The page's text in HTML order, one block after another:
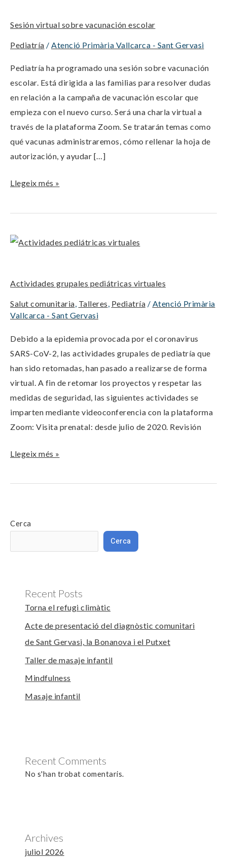
Sesión virtual sobre vacunación escolar
Pediatría / Atenció Primària Vallcarca - Sant Gervasi
Pediatría ha programado una sesión sobre vacunación
escolar. Está dirigida a las familias para resolver dudas
en relación a la campaña de vacunación escolar que
empieza con el nuevo curso. Será una charla virtual a
través de la plataforma Zoom. Se tratarán temas como
qué vacunas administraremos, cómo rellenar la hoja de
autorización, y ayudar […]
escolar
Llegeix més »
Actividades grupales pediátricas virtuales
Salut comunitaria, Talleres, Pediatría / Atenció Primària
Vallcarca - Sant Gervasi
Debido a la epidemia provocada por el coronavirus
SARS-CoV-2, las actividades grupales de pediatría que
han sido retomadas, han pasado a realizarse de forma
virtual. A fin de retomar los proyectos y respetar las
medidas de seguridad, las siguientes actividades se
imparten mediante videoconferencia con la plataforma
Zoom: Visita prenatal: desde julio de 2020. Revisión
Actividades
virtuales
Llegeix més »
Cerca
Cerca
Recent Posts
Torna el refugi climàtic
Acte de presentació del diagnòstic comunitari
de Sant Gervasi, la Bonanova i el Putxet
Taller de masaje infantil
Mindfulness
Masaje infantil
Recent Comments
No s'han trobat comentaris.
Archives
juliol 2026